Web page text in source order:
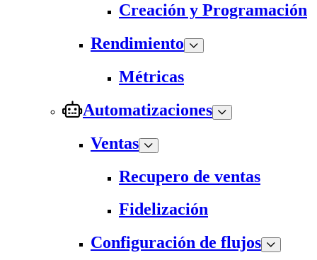
Creación y Programación
Rendimiento
Métricas
Automatizaciones
Ventas
Recupero de ventas
Fidelización
Configuración de flujos